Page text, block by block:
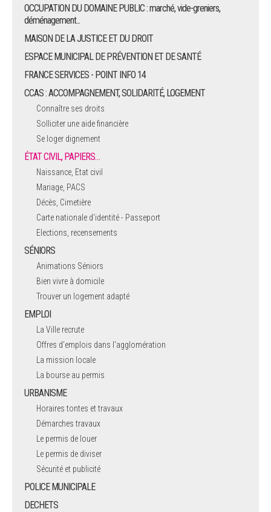
OCCUPATION DU DOMAINE PUBLIC : marché, vide-greniers,
déménagement...
MAISON DE LA JUSTICE ET DU DROIT
ESPACE MUNICIPAL DE PRÉVENTION ET DE SANTÉ
FRANCE SERVICES - POINT INFO 14
CCAS : ACCOMPAGNEMENT, SOLIDARITÉ, LOGEMENT
Connaître ses droits
Solliciter une aide financière
Se loger dignement
ÉTAT CIVIL, PAPIERS…
Naissance, Etat civil
Mariage, PACS
Décès, Cimetière
Carte nationale d'identité - Passeport
Elections, recensements
SÉNIORS
Animations Séniors
Bien vivre à domicile
Trouver un logement adapté
EMPLOI
La Ville recrute
Offres d'emplois dans l'agglomération
La mission locale
La bourse au permis
URBANISME
Horaires tontes et travaux
Démarches travaux
Le permis de louer
Le permis de diviser
Sécurité et publicité
POLICE MUNICIPALE
DECHETS